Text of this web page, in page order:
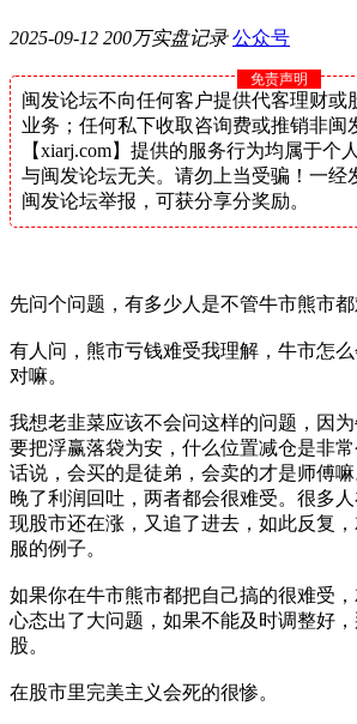
2025-09-12 200万实盘记录 公众号
免责声明
闽发论坛不向任何客户提供代客理财或
业务；任何私下收取咨询费或推销非闽
【xiarj.com】提供的服务行为均属于个
与闽发论坛无关。请勿上当受骗！一经
闽发论坛举报，可获分享分奖励。
先问个问题，有多少人是不管牛市熊市
有人问，熊市亏钱难受我理解，牛市怎
对嘛。
我想老韭菜应该不会问这样的问题，因
要把浮赢落袋为安，什么位置减仓是非
话说，会买的是徒弟，会卖的才是师傅
晚了利润回吐，两者都会很难受。很多
现股市还在涨，又追了进去，如此反复
服的例子。
如果你在牛市熊市都把自己搞的很难受
心态出了大问题，如果不能及时调整好
股。
在股市里完美主义会死的很惨。